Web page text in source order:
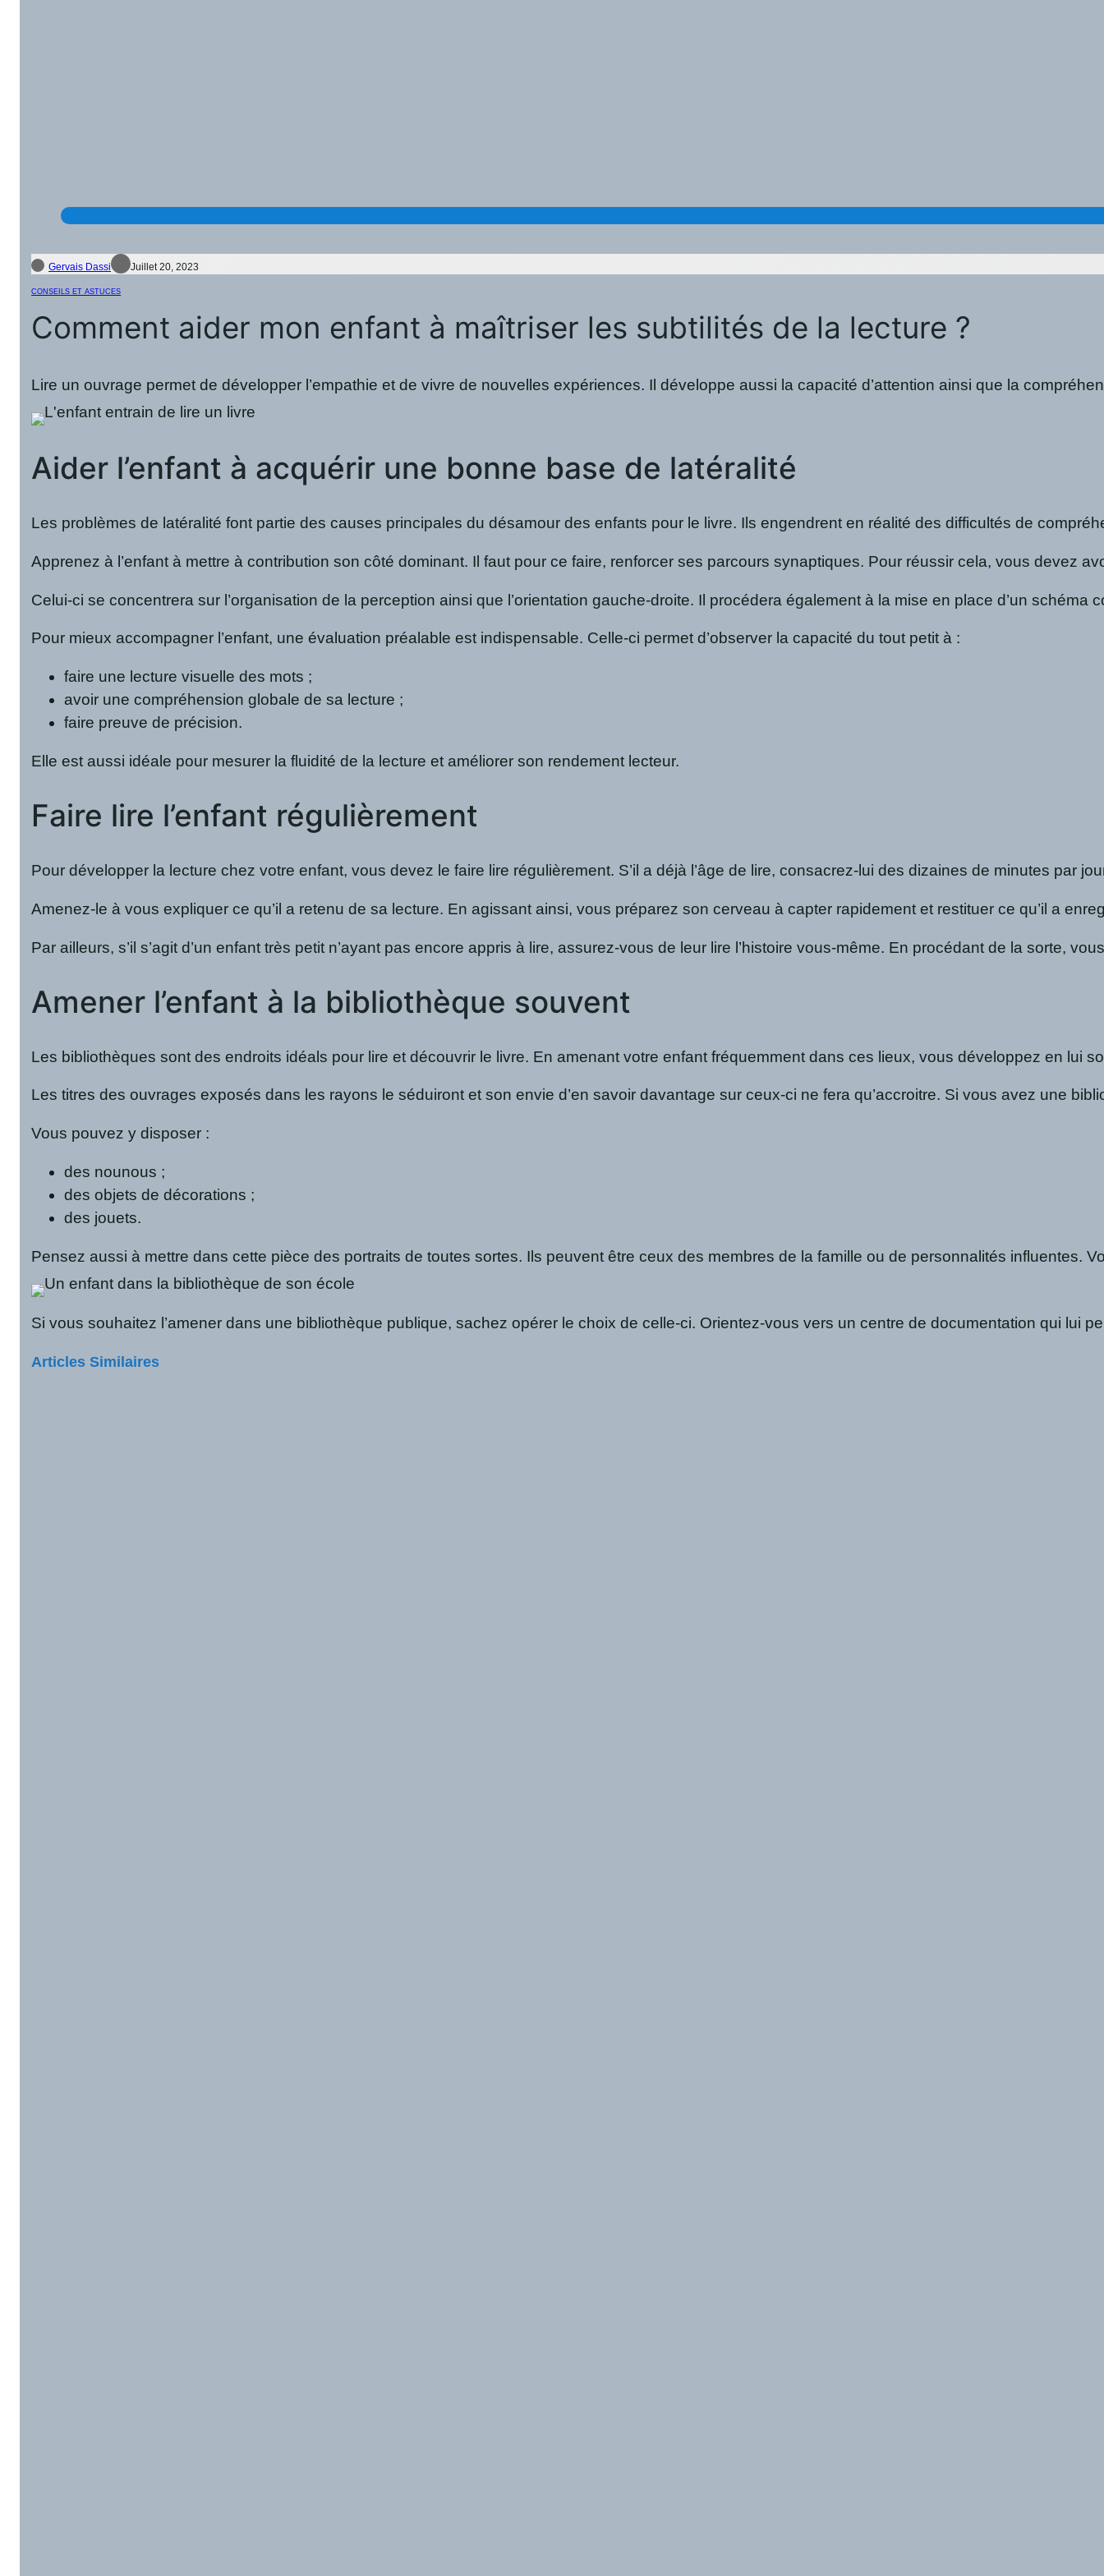
Gervais Dassi Juillet 20, 2023
CONSEILS ET ASTUCES
Comment aider mon enfant à maîtriser les subtilités de la lecture ?
Lire un ouvrage permet de développer l’empathie et de vivre de nouvelles expériences. Il développe aussi la capacité d’attention ainsi que la
Aider l’enfant à acquérir une bonne base de latéralité
Les problèmes de latéralité font partie des causes principales du désamour des enfants pour le livre. Ils engendrent en réalité des difficultés de
Apprenez à l’enfant à mettre à contribution son côté dominant. Il faut pour ce faire, renforcer ses parcours synaptiques. Pour réussir cela, vous
Celui-ci se concentrera sur l’organisation de la perception ainsi que l’orientation gauche-droite. Il procédera également à la mise en place d’un
Pour mieux accompagner l’enfant, une évaluation préalable est indispensable. Celle-ci permet d’observer la capacité du tout petit à :
faire une lecture visuelle des mots ;
avoir une compréhension globale de sa lecture ;
faire preuve de précision.
Elle est aussi idéale pour mesurer la fluidité de la lecture et améliorer son rendement lecteur.
Faire lire l’enfant régulièrement
Pour développer la lecture chez votre enfant, vous devez le faire lire régulièrement. S’il a déjà l’âge de lire, consacrez-lui des dizaines de minutes
Amenez-le à vous expliquer ce qu’il a retenu de sa lecture. En agissant ainsi, vous préparez son cerveau à capter rapidement et restituer ce qu’il a
Par ailleurs, s’il s’agit d’un enfant très petit n’ayant pas encore appris à lire, assurez-vous de leur lire l’histoire vous-même. En procédant de la sorte,
Amener l’enfant à la bibliothèque souvent
Les bibliothèques sont des endroits idéals pour lire et découvrir le livre. En amenant votre enfant fréquemment dans ces lieux, vous développez en
Les titres des ouvrages exposés dans les rayons le séduiront et son envie d’en savoir davantage sur ceux-ci ne fera qu’accroitre. Si vous avez une
Vous pouvez y disposer :
des nounous ;
des objets de décorations ;
des jouets.
Pensez aussi à mettre dans cette pièce des portraits de toutes sortes. Ils peuvent être ceux des membres de la famille ou de personnalités
Si vous souhaitez l’amener dans une bibliothèque publique, sachez opérer le choix de celle-ci. Orientez-vous vers un centre de documentation qui
Articles Similaires